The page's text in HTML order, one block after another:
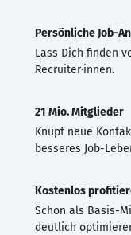
Persönliche Job-
Lass Dich finden
Recruiter·innen.
21 Mio. Mitglieder
Knüpf neue
besseres Job-
Kostenlos
Schon als Basis-
deutlich